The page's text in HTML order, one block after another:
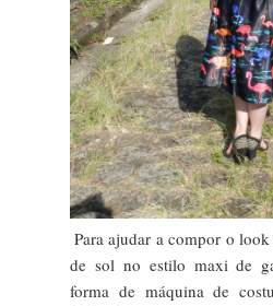
Para ajudar a compor o
de sol no estilo maxi de
forma de máquina de